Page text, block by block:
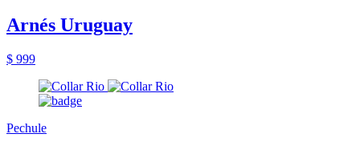
Arnés Uruguay
$ 999
Pechule